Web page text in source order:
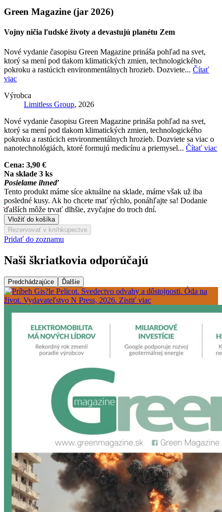
Green Magazine (jar 2026)
Vojny ničia ľudské životy a devastujú planétu Zem
Nové vydanie časopisu Green Magazine prináša pohľad na svet,
ktorý sa mení pod tlakom klimatických zmien, technologického
pokroku a rastúcich environmentálnych hrozieb. Dozviete... Čítať
viac
Výrobca
Limitless Group, 2026
Nové vydanie časopisu Green Magazine prináša pohľad na svet,
ktorý sa mení pod tlakom klimatických zmien, technologického
pokroku a rastúcich environmentálnych hrozieb. Dozviete sa viac o
nanotechnológiách, ktoré formujú medicínu a priemysel... Čítať viac
Cena: 3,90 €
Na sklade 3 ks
Posielame ihneď
Tento produkt máme síce aktuálne na sklade, máme však už iba
posledné kusy. Ak ho chcete mať rýchlo, ponáhľajte sa! Dodanie
ďalších môže trvať dlhšie, zvyčajne do troch dní.
Vložiť do košíka
Rezervovať v kníhkupectve
Pridať do zoznamu
Naši škriatkovia odporúčajú
Predchádzajúce Ďalšie